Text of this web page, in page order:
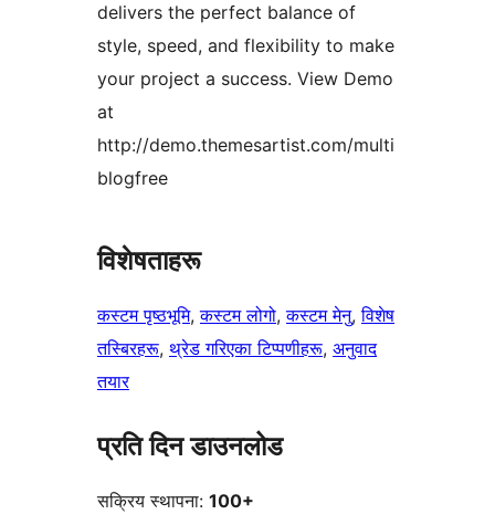
delivers the perfect balance of
style, speed, and flexibility to make
your project a success. View Demo
at
http://demo.themesartist.com/multi
blogfree
विशेषताहरू
कस्टम पृष्ठभूमि, कस्टम लोगो, कस्टम मेनु, विशेष
तस्बिरहरू, थ्रेड गरिएका टिप्पणीहरू, अनुवाद
तयार
प्रति दिन डाउनलोड
सक्रिय स्थापना: 100+